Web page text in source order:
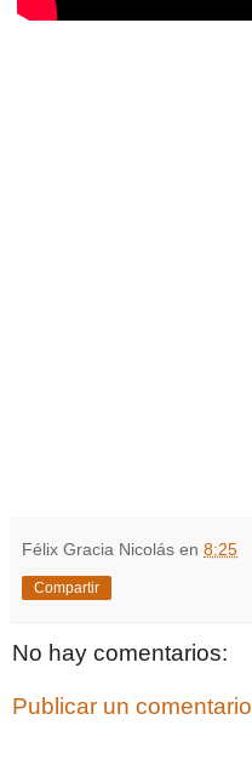
Félix Gracia Nicolás en 8:25
Compartir
No hay comentarios:
Publicar un comentario